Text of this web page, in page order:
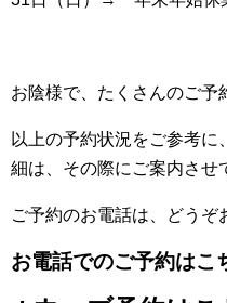
お陰様で、たくさんのご予
以上の予約状況をご参考
細は、その際にご案内させ
ご予約のお電話は、どうぞ
お電話でのご予約は